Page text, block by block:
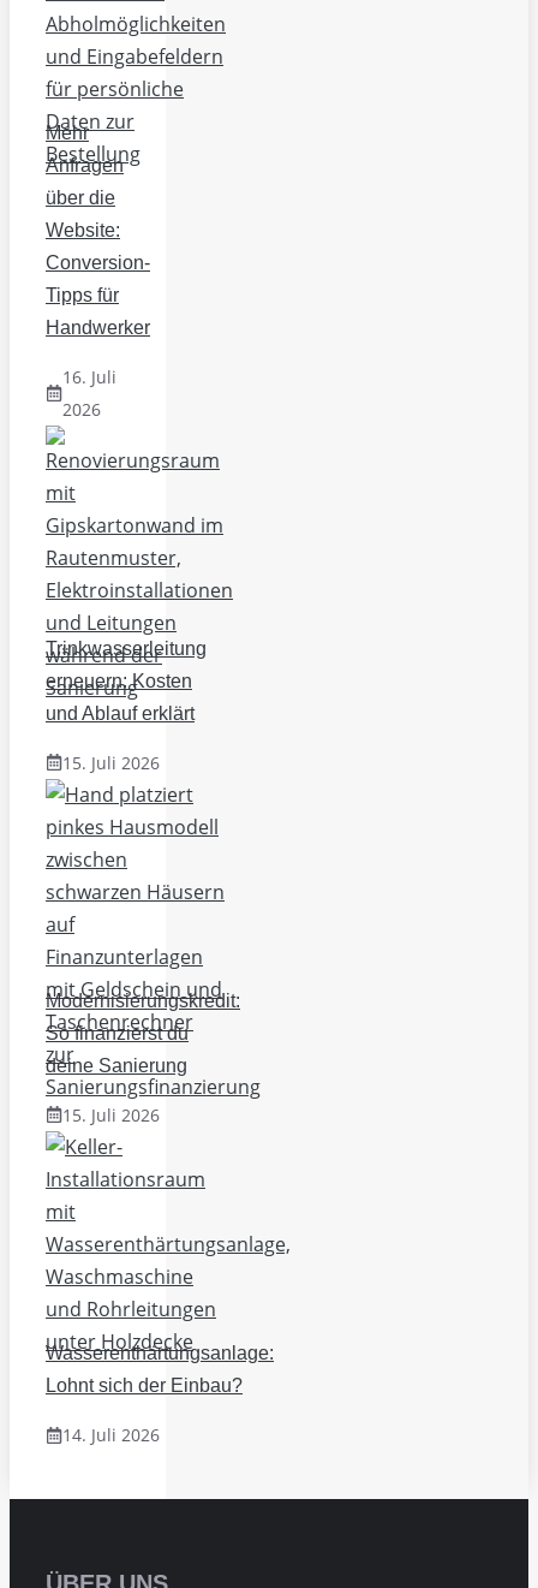
Mehr
Anfragen
über die
Website:
Conversion-
Tipps für
Handwerker
16. Juli
2026
Trinkwasserleitung
erneuern: Kosten
und Ablauf erklärt
15. Juli 2026
Modernisierungskredit:
So finanzierst du
deine Sanierung
15. Juli 2026
Wasserenthärtungsanlage:
Lohnt sich der Einbau?
14. Juli 2026